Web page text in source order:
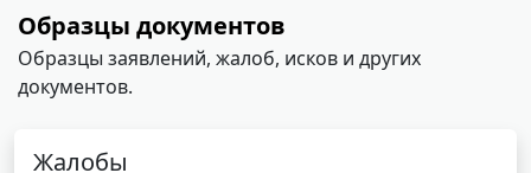
Образцы документов
Образцы заявлений, жалоб, исков и других
документов.
Жалобы